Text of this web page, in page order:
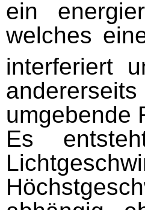
ein
welches
interferiert
umgebende
Es